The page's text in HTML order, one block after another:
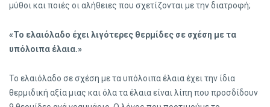
μύθοι και ποιές οι αλήθειες που σχετίζονται με την διατροφή;
«Το ελαιόλαδο έχει λιγότερες θερμίδες σε σχέση με τα
υπόλοιπα έλαια.»
Το ελαιόλαδο σε σχέση με τα υπόλοιπα έλαια έχει την ίδια
θερμιδική αξία μιας και όλα τα έλαια είναι λίπη που προσδίδουν